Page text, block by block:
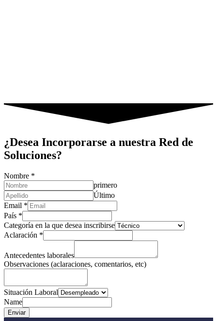
¿Desea Incorporarse a nuestra Red de
Soluciones?
Nombre *
primero
Último
Email *
País *
Categoría en la que desea inscribirse
Aclaración *
Antecedentes laborales
Observaciones (aclaraciones, comentarios, etc)
Situación Laboral
Name
Enviar